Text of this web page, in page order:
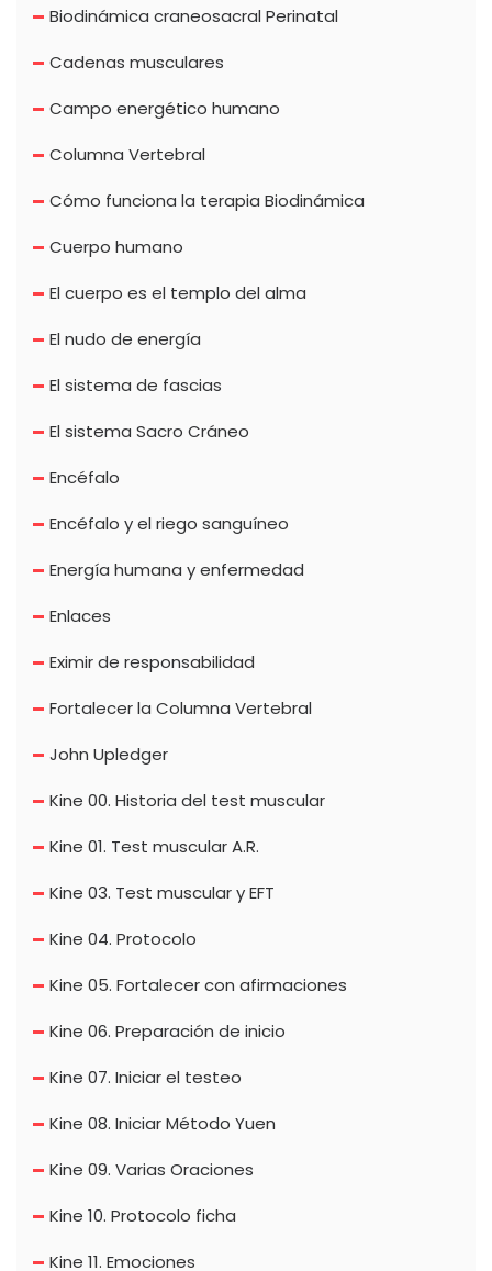
Biodinámica craneosacral Perinatal
Cadenas musculares
Campo energético humano
Columna Vertebral
Cómo funciona la terapia Biodinámica
Cuerpo humano
El cuerpo es el templo del alma
El nudo de energía
El sistema de fascias
El sistema Sacro Cráneo
Encéfalo
Encéfalo y el riego sanguíneo
Energía humana y enfermedad
Enlaces
Eximir de responsabilidad
Fortalecer la Columna Vertebral
John Upledger
Kine 00. Historia del test muscular
Kine 01. Test muscular A.R.
Kine 03. Test muscular y EFT
Kine 04. Protocolo
Kine 05. Fortalecer con afirmaciones
Kine 06. Preparación de inicio
Kine 07. Iniciar el testeo
Kine 08. Iniciar Método Yuen
Kine 09. Varias Oraciones
Kine 10. Protocolo ficha
Kine 11. Emociones